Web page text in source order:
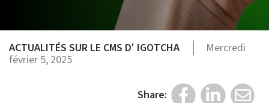
ACTUALITÉS SUR LE CMS D' IGOTCHA
Mercredi
février 5, 2025
Share: